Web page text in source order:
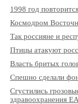
1998 год
Космодром
Так россияне и
Птицы атакуют
Власть бритых
Спешно сделали
Сгустились
здравоохранения